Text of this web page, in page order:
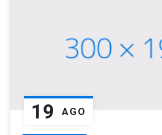
19 AGO